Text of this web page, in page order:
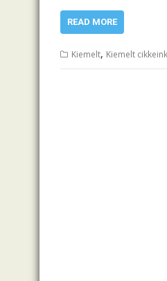
READ MORE
Kiemelt, Kiemelt cikkeink